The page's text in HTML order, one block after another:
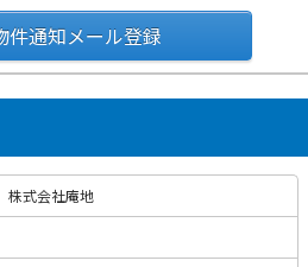
件通知メール登録
式会社庵地